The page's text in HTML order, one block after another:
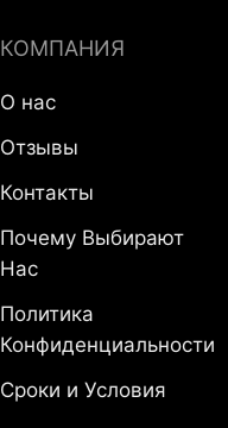
КОМПАНИЯ
О нас
Отзывы
Контакты
Почему Выбирают
Нас
Политика
Конфиденциальности
Сроки и Условия